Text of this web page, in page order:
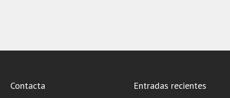
Contacta Entradas recientes